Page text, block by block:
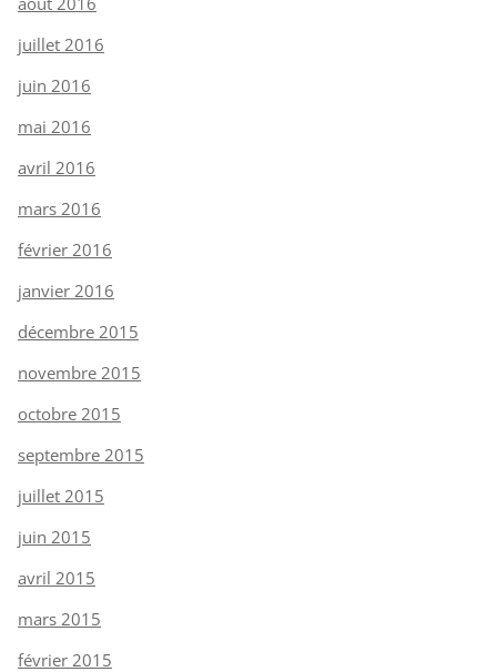
juillet 2016
juin 2016
mai 2016
avril 2016
mars 2016
février 2016
janvier 2016
décembre 2015
novembre 2015
octobre 2015
septembre 2015
juillet 2015
juin 2015
avril 2015
mars 2015
février 2015